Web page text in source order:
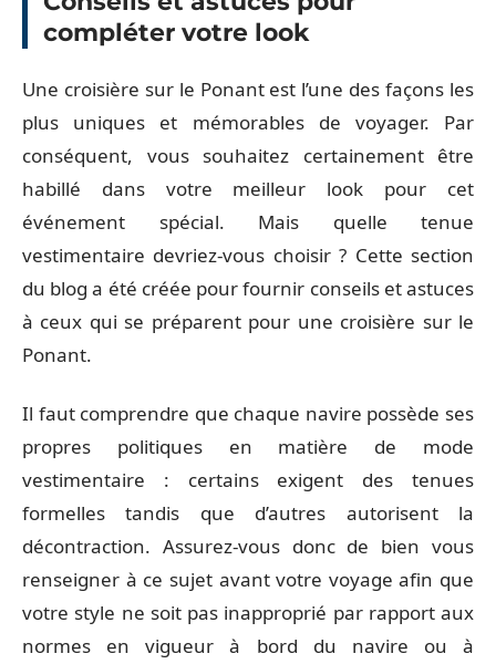
compléter votre look
Une croisière sur le Ponant est l’une des façons les
plus uniques et mémorables de voyager. Par
conséquent, vous souhaitez certainement être
habillé dans votre meilleur look pour cet
événement spécial. Mais quelle tenue
vestimentaire devriez-vous choisir ? Cette section
du blog a été créée pour fournir conseils et astuces
à ceux qui se préparent pour une croisière sur le
Ponant.
Il faut comprendre que chaque navire possède ses
propres politiques en matière de mode
vestimentaire : certains exigent des tenues
formelles tandis que d’autres autorisent la
décontraction. Assurez-vous donc de bien vous
renseigner à ce sujet avant votre voyage afin que
votre style ne soit pas inapproprié par rapport aux
normes en vigueur à bord du navire ou à